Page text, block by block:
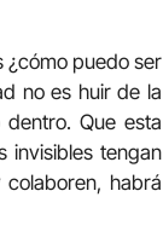
¿cómo puedo ser
no es huir de la
Que esta
invisibles tengan
habrá